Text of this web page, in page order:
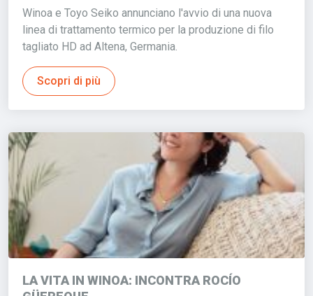
Winoa e Toyo Seiko annunciano l'avvio di una nuova
linea di trattamento termico per la produzione di filo
tagliato HD ad Altena, Germania.
Scopri di più
LA VITA IN WINOA: INCONTRA ROCÍO